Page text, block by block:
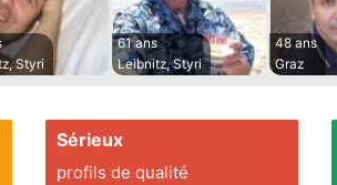
Styri
61 ans
Leibnitz, Styri
48 ans
Graz
Sérieux
profils de qualité